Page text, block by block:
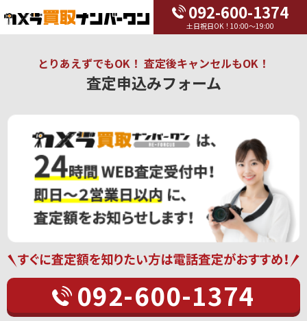
092-600-1374
土日祝日OK！10:00～19:00
とりあえずでもOK！ 査定後キャンセルもOK！
査定申込みフォーム
092-600-1374